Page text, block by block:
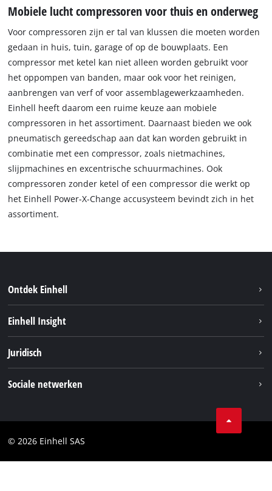
Mobiele lucht compressoren voor thuis en onderweg
Voor compressoren zijn er tal van klussen die moeten worden
gedaan in huis, tuin, garage of op de bouwplaats. Een
compressor met ketel kan niet alleen worden gebruikt voor
het oppompen van banden, maar ook voor het reinigen,
aanbrengen van verf of voor assemblagewerkzaamheden.
Einhell heeft daarom een ruime keuze aan mobiele
compressoren in het assortiment. Daarnaast bieden we ook
pneumatisch gereedschap aan dat kan worden gebruikt in
combinatie met een compressor, zoals nietmachines,
slijpmachines en excentrische schuurmachines. Ook
compressoren zonder ketel of een compressor die werkt op
het Einhell Power-X-Change accusysteem bevindt zich in het
assortiment.
Ontdek Einhell
Service
Einhell Insight
Carrière
Juridisch
Compliance
Sociale netwerken
Youtube
© 2026 Einhell SAS